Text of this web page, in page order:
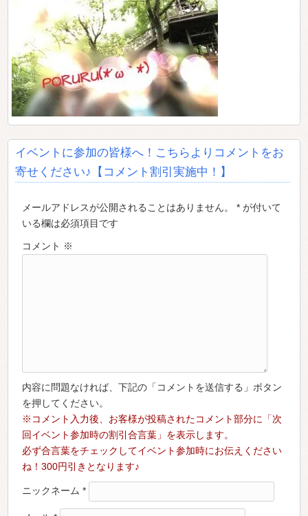
イベントに参加の皆様へ！こちらよりコメントをお
寄せください♪【コメント割引実施中！】
メールアドレスが公開されることはありません。 * が付いて
いる欄は必須項目です
コメント ※
内容に問題なければ、下記の「コメントを送信する」ボタン
を押してください。
※コメント入力後、お客様が投稿されたコメント部分に「次
回イベント参加時の割引合言葉」を表示します。
必ず合言葉をチェックしてイベント参加時にお伝えください
ね！300円引きとなります♪
ニックネーム*